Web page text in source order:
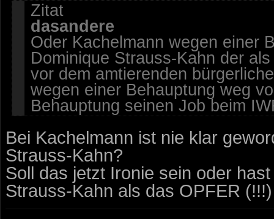
Zitat
dasandere
Oder Kachelmann wegen einer
Dominique Strauss-Kahn der
vor dem amtierenden
wegen einer Behauptung weg
Behauptung seinen Job beim
Bei Kachelmann ist nie klar
Strauss-Kahn?
Soll das jetzt Ironie sein oder
Strauss-Kahn als das OPFER